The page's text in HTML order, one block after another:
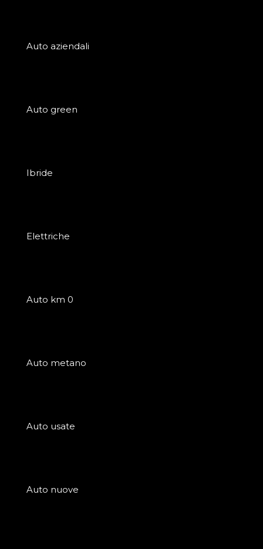
Auto aziendali
Auto green
Ibride
Elettriche
Auto km 0
Auto metano
Auto usate
Auto nuove